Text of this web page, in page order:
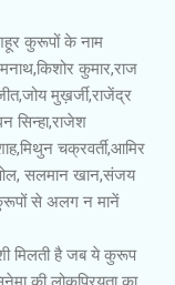
कुरूपों के नाम
कुमार,राज
मुख़र्जी,राजेंद्र
सिन्हा,राजेश
चक्रवर्ती,आमिर
सलमान खान,संजय
से अलग न मानें
मिलती है जब ये कुरूप